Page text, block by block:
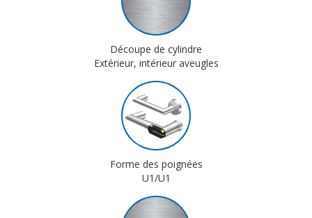
Découpe de cylindre
Extérieur, intérieur aveugles
Forme des poignées
U1/U1